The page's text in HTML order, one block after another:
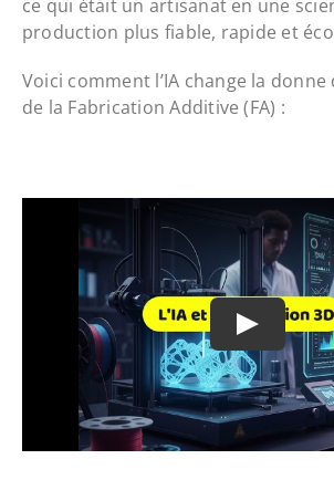
ce qui était un artisanat en une
production plus fiable, rapide et
Voici comment l’IA change la
de la Fabrication Additive (FA) :